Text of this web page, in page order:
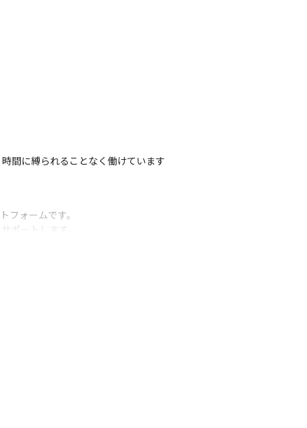
間に縛られることなく働けています
ォームです。
ポートします。
し、さらなる品質向上を目指すため、増
ま経験することも可能です